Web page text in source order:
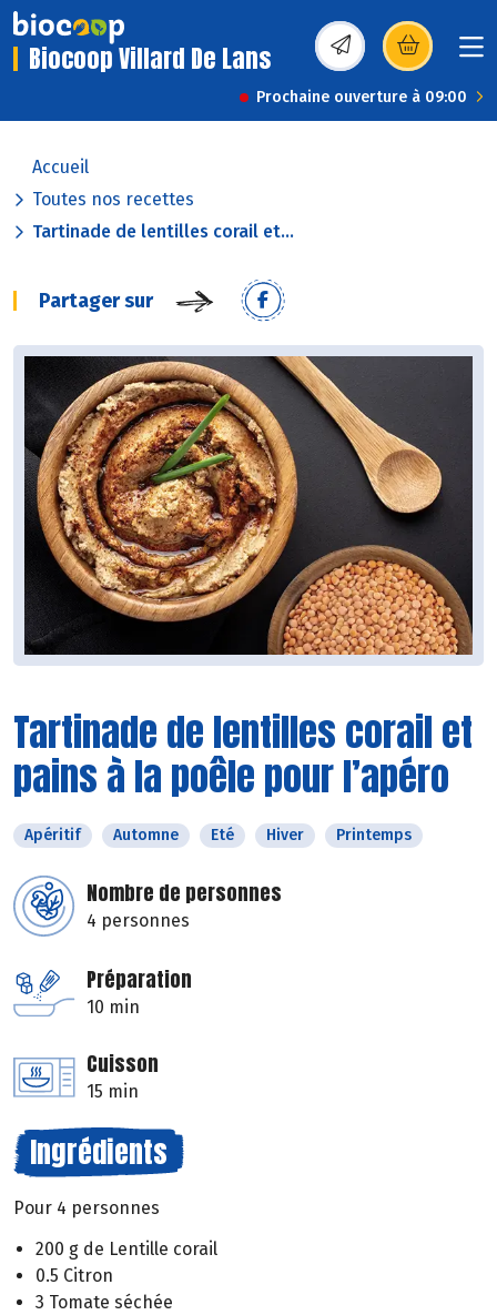
Biocoop Villard De Lans (s’ouvre dans une
Prochaine ouverture à 09:00
Accueil
Toutes nos recettes
Tartinade de lentilles corail et...
Partager sur
Tartinade de lentilles corail et
pains à la poêle pour l’apéro
Apéritif Automne Eté Hiver Printemps
Nombre de personnes
4 personnes
Préparation
10 min
Cuisson
15 min
Ingrédients
Pour 4 personnes
200 g de Lentille corail
0.5 Citron
3 Tomate séchée